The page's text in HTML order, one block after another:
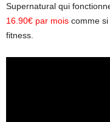
Supernatural qui
16.90€ par mois comme
fitness.